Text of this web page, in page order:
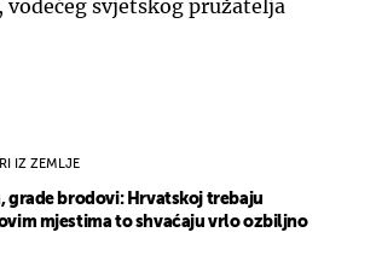
svjetskog pružatelja
IZ ZEMLJE
grade brodovi: Hrvatskoj trebaju
mjestima to shvaćaju vrlo ozbiljno